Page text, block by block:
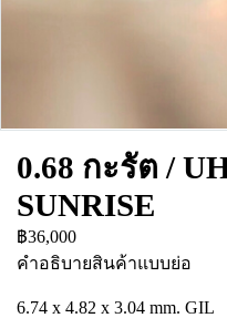
0.68 กะรัต /
SUNRISE
฿36,000
คำอธิบายสินค้าแบบย่อ
6.74 x 4.82 x 3.04 mm. GIL